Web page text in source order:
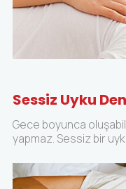
Sessiz Uyku
Gece boyunca
yapmaz. Sessiz bir